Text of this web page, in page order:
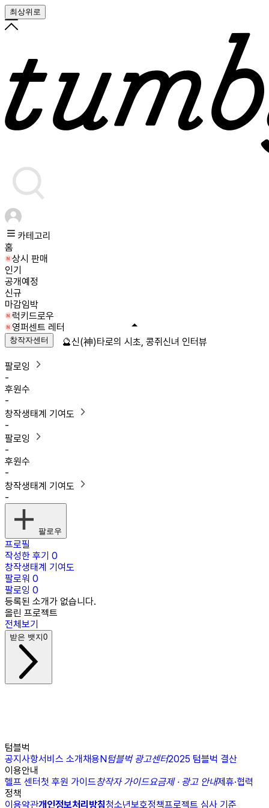
최상위로
카테고리
홈
상시 판매
인기
공개예정
신규
마감임박
럭키드로우
영퍼센트 레터
창작자센터
팔로잉
-
후원수
-
창작생태계 기여도
-
팔로잉
-
후원수
-
창작생태계 기여도
-
팔로우
프로필
작성한 후기 0
창작생태계 기여도
팔로워 0
팔로잉 0
등록된 소개가 없습니다.
올린 프로젝트
전체보기
받은 뱃지0
텀블벅
공지사항서비스 소개채용N텀블벅 광고센터2025 텀블벅 결산
이용안내
헬프 센터첫 후원 가이드창작자 가이드요금제 · 광고 안내제휴·협력
정책
이용약관개인정보처리방침청소년보호정책프로젝트 심사 기준
🔮신(神)타로의 시초, 콩쥐신녀 인터뷰